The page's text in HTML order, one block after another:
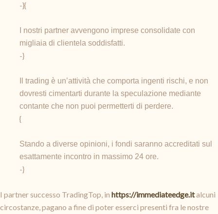
-}{
I nostri partner avvengono imprese consolidate con
migliaia di clientela soddisfatti.
-}
Il trading è un’attività che comporta ingenti rischi, e non
dovresti cimentarti durante la speculazione mediante
contante che non puoi permetterti di perdere.
{
Stando a diverse opinioni, i fondi saranno accreditati sul
esattamente incontro in massimo 24 ore.
-}
I partner successo TradingTop, in https://immediateedge.italcuni
circostanze, pagano a fine di poter esserci presenti fra le nostre